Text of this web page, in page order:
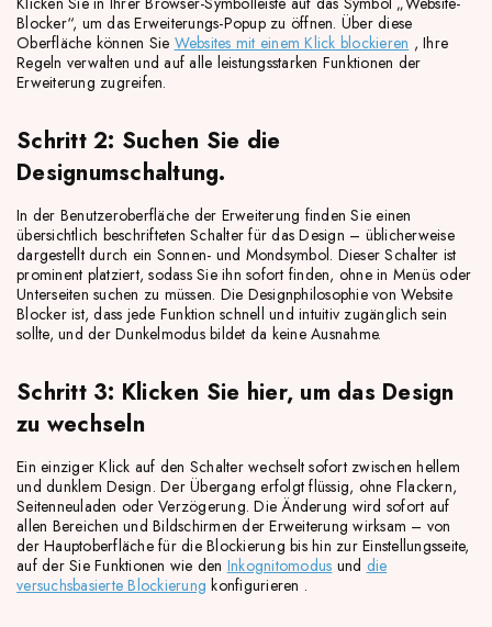
Blocker“, um das Erweiterungs-Popup zu öffnen. Über diese
Oberfläche können Sie Websites mit einem Klick blockieren , Ihre
Regeln verwalten und auf alle leistungsstarken Funktionen der
Erweiterung zugreifen.
Schritt 2: Suchen Sie die
Designumschaltung.
In der Benutzeroberfläche der Erweiterung finden Sie einen
übersichtlich beschrifteten Schalter für das Design – üblicherweise
dargestellt durch ein Sonnen- und Mondsymbol. Dieser Schalter ist
prominent platziert, sodass Sie ihn sofort finden, ohne in Menüs oder
Unterseiten suchen zu müssen. Die Designphilosophie von Website
Blocker ist, dass jede Funktion schnell und intuitiv zugänglich sein
sollte, und der Dunkelmodus bildet da keine Ausnahme.
Schritt 3: Klicken Sie hier, um das Design
zu wechseln
Ein einziger Klick auf den Schalter wechselt sofort zwischen hellem
und dunklem Design. Der Übergang erfolgt flüssig, ohne Flackern,
Seitenneuladen oder Verzögerung. Die Änderung wird sofort auf
allen Bereichen und Bildschirmen der Erweiterung wirksam – von
der Hauptoberfläche für die Blockierung bis hin zur Einstellungsseite,
auf der Sie Funktionen wie den Inkognitomodus und die
versuchsbasierte Blockierung konfigurieren .